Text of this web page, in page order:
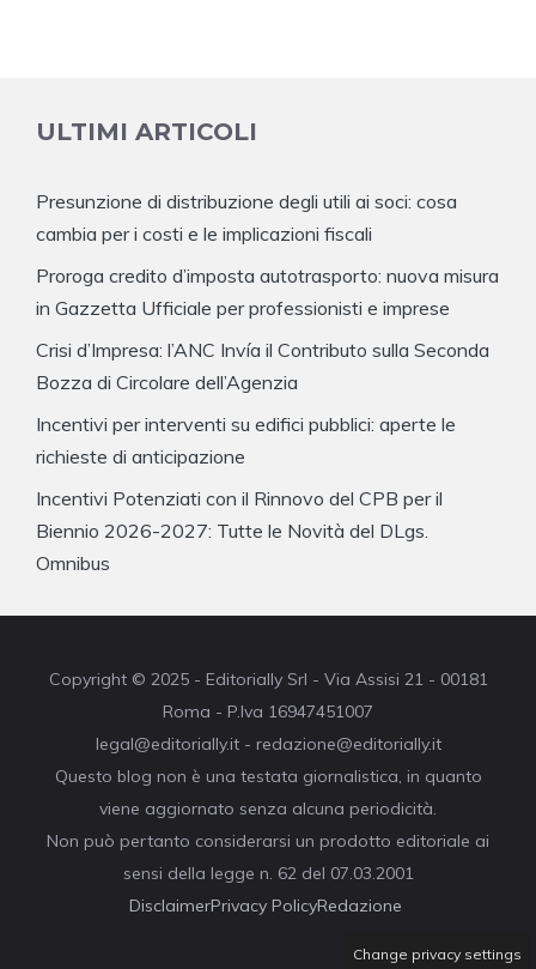
ULTIMI ARTICOLI
Presunzione di distribuzione degli utili ai soci: cosa
cambia per i costi e le implicazioni fiscali
Proroga credito d’imposta autotrasporto: nuova misura
in Gazzetta Ufficiale per professionisti e imprese
Crisi d’Impresa: l’ANC Invía il Contributo sulla Seconda
Bozza di Circolare dell’Agenzia
Incentivi per interventi su edifici pubblici: aperte le
richieste di anticipazione
Incentivi Potenziati con il Rinnovo del CPB per il
Biennio 2026-2027: Tutte le Novità del DLgs.
Omnibus
Copyright © 2025 - Editorially Srl - Via Assisi 21 - 00181
Roma - P.Iva 16947451007
legal@editorially.it - redazione@editorially.it
Questo blog non è una testata giornalistica, in quanto
viene aggiornato senza alcuna periodicità.
Non può pertanto considerarsi un prodotto editoriale ai
sensi della legge n. 62 del 07.03.2001
DisclaimerPrivacy PolicyRedazione
Change privacy settings